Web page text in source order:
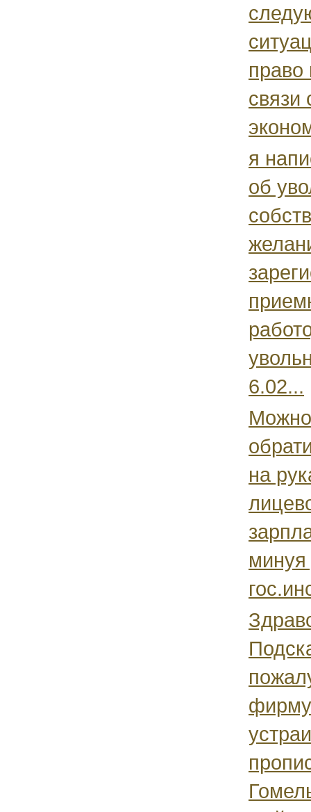
право
связи
я
об
6.02...
на
минуя